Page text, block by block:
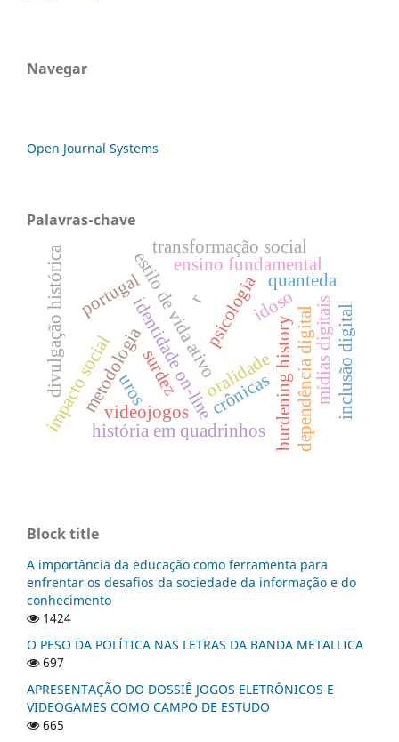
Navegar
Open Journal Systems
Palavras-chave
idoso
identidade on-line
história em quadrinhos burdening history
metodologia oralidade dependência digital
estilo de vida ativo
impacto social
psicologia
ensino fundamental
divulgação histórica mídias digitais
uros crônicas
surdez
transformação social
inclusão digital
videojogos
r
portugal quanteda
Block title
A importância da educação como ferramenta para
enfrentar os desafios da sociedade da informação e do
conhecimento
1424
O PESO DA POLÍTICA NAS LETRAS DA BANDA METALLICA
697
APRESENTAÇÃO DO DOSSIÊ JOGOS ELETRÔNICOS E
VIDEOGAMES COMO CAMPO DE ESTUDO
665